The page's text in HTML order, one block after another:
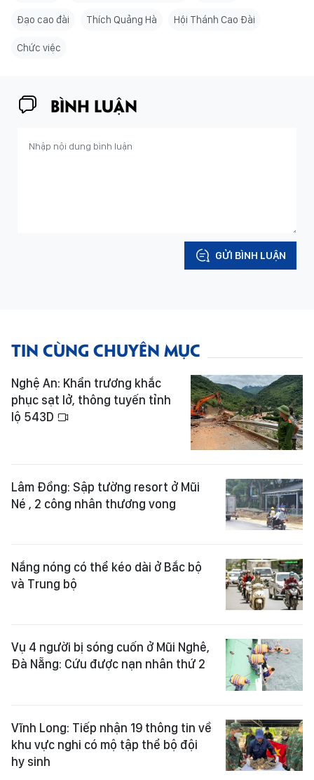
Đạo cao đài Thích Quảng Hà Hội Thánh Cao Đài
Chức việc
BÌNH LUẬN
GỬI BÌNH LUẬN
TIN CÙNG CHUYÊN MỤC
Nghệ An: Khẩn trương khắc
phục sạt lở, thông tuyến tỉnh
lộ 543D
Lâm Đồng: Sập tường resort ở Mũi
Né , 2 công nhân thương vong
Nắng nóng có thể kéo dài ở Bắc bộ
và Trung bộ
Vụ 4 người bị sóng cuốn ở Mũi Nghê,
Đà Nẵng: Cứu được nạn nhân thứ 2
Vĩnh Long: Tiếp nhận 19 thông tin về
khu vực nghi có mộ tập thể bộ đội
hy sinh